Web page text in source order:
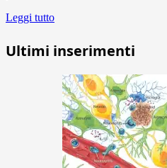
Leggi tutto
Ultimi inserimenti